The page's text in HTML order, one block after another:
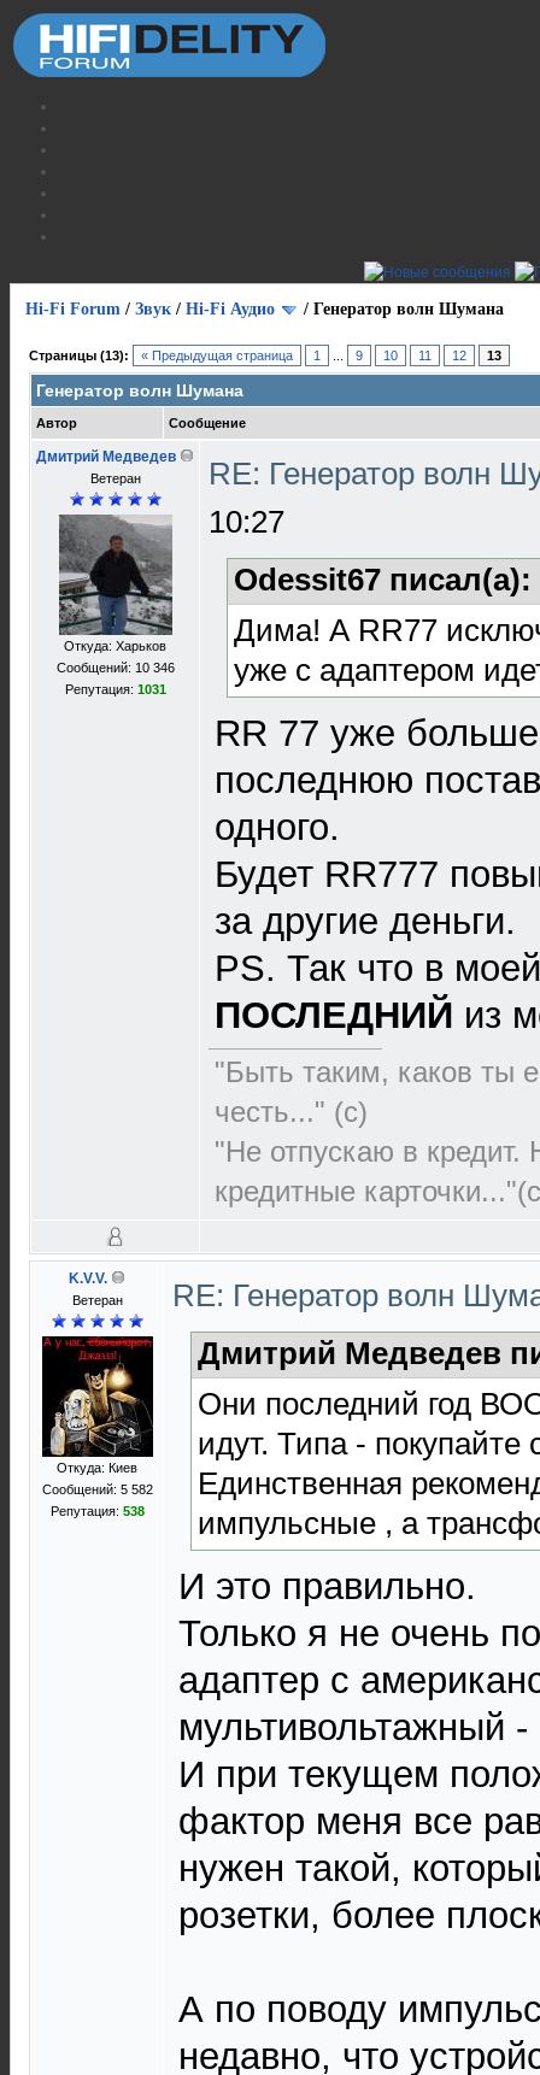
Hi-Fi Forum / Звук / Hi-Fi Аудио / Генератор волн Шумана
Страницы (13): « Предыдущая страница 1 9 10 11 12 13
Генератор волн Шумана
Автор Сообщение
Дмитрий Медведев
Ветеран
Откуда: Харьков
Сообщений: 10 346
Репутация: 1031
RE: Генератор волн
10:27
Odessit67 писал(а):
Дима! А RR77
уже с адаптером
RR 77 уже
последнюю
одного.
Будет RR777
за другие деньги.
PS. Так что в
ПОСЛЕДНИЙ из
"Быть таким, каков ты
честь..." (c)
"Не отпускаю в
кредитные
K.V.V.
Ветеран
Откуда: Киев
Сообщений: 5 582
Репутация: 538
RE: Генератор волн
Дмитрий Медведев
Они последний год
идут. Типа - покупайте
Единственная
импульсные , а
И это правильно.
Только я не очень
адаптер с
мультивольтажный
И при текущем
фактор меня все
нужен такой,
розетки, более
А по поводу
недавно, что